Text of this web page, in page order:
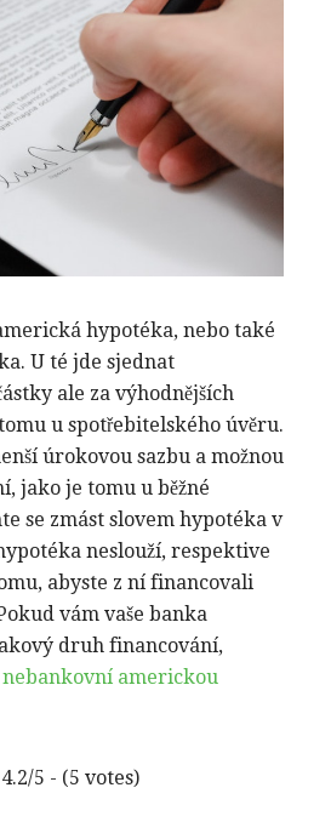
hypotéka, nebo také
U té jde sjednat
ale za výhodnějších
u spotřebitelského úvěru.
úrokovou sazbu a možnou
jako je tomu u běžné
se zmást slovem hypotéka v
neslouží, respektive
abyste z ní financovali
vám vaše banka
druh financování,
nebankovní americkou
4.2/5 - (5 votes)